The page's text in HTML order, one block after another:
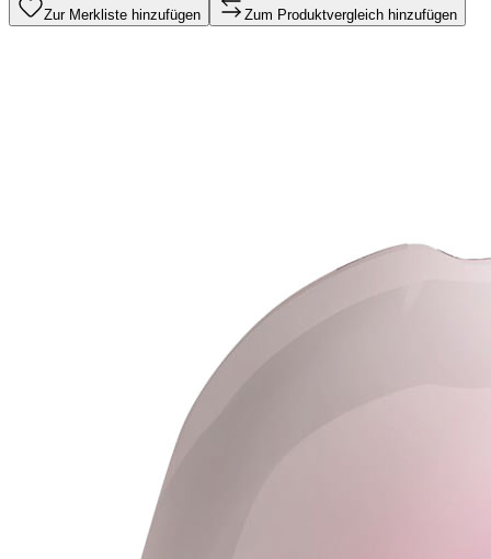
Zur Merkliste hinzufügen Zum Produktvergleich hinzufügen